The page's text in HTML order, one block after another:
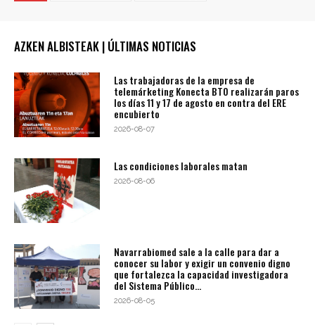
AZKEN ALBISTEAK | ÚLTIMAS NOTICIAS
Las trabajadoras de la empresa de
telemárketing Konecta BTO realizarán paros
los días 11 y 17 de agosto en contra del ERE
encubierto
2026-08-07
Las condiciones laborales matan
2026-08-06
Navarrabiomed sale a la calle para dar a
conocer su labor y exigir un convenio digno
que fortalezca la capacidad investigadora
del Sistema Público...
2026-08-05